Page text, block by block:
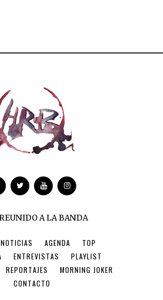
A LA BANDA
NOTICIAS AGENDA
TOP
ENTREVISTAS
PLAYLIST
REPORTAJES
MORNING JOKER
CONTACTO